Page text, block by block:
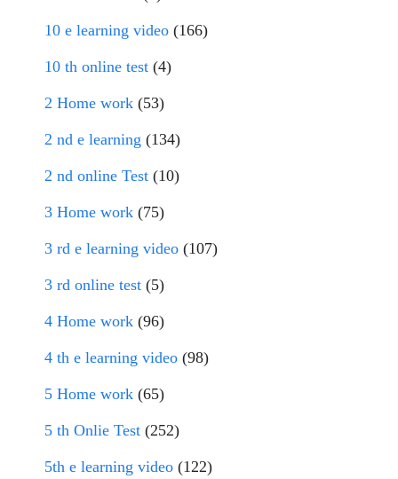
10 e learning video (166)
10 th online test (4)
2 Home work (53)
2 nd e learning (134)
2 nd online Test (10)
3 Home work (75)
3 rd e learning video (107)
3 rd online test (5)
4 Home work (96)
4 th e learning video (98)
5 Home work (65)
5 th Onlie Test (252)
5th e learning video (122)